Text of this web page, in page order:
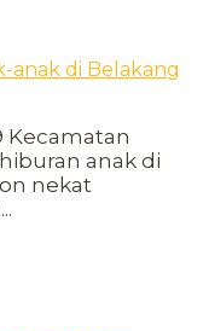
Kecamatan
anak di
nekat